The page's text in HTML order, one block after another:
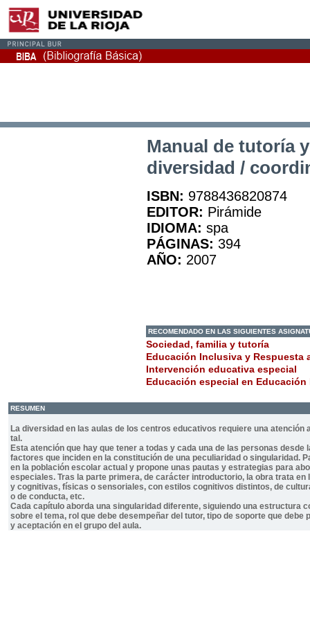
Manual de tutoría
diversidad /
ISBN: 9788436820874
EDITOR: Pirámide
IDIOMA: spa
PÁGINAS: 394
AÑO: 2007
RECOMENDADO EN LAS SIGUIENTES
Sociedad, familia y tutoría
Educación Inclusiva y Respuesta
Intervención educativa especial
Educación especial en Educación
RESUMEN
La diversidad en las aulas de los centros educativos requiere una
tal.
Esta atención que hay que tener a todas y cada una de las personas
factores que inciden en la constitución de una peculiaridad o singularidad.
en la población escolar actual y propone unas pautas y estrategias para
especiales. Tras la parte primera, de carácter introductorio, la obra trata
y cognitivas, físicas o sensoriales, con estilos cognitivos distintos, de
o de conducta, etc.
Cada capítulo aborda una singularidad diferente, siguiendo una
sobre el tema, rol que debe desempeñar del tutor, tipo de soporte que
y aceptación en el grupo del aula.